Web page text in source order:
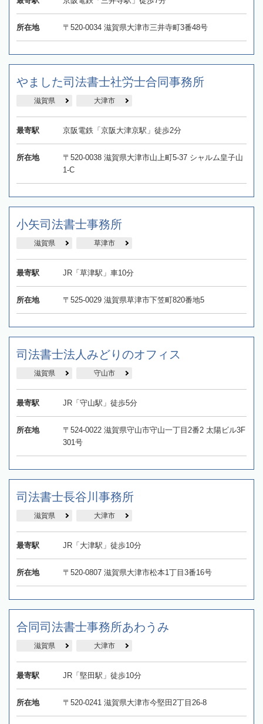
所在地 〒520-0034 滋賀県大津市三井寺町3番48号
やました司法書士社労士合同事務所
滋賀県 大津市
最寄駅 京阪電鉄「京阪大津京駅」徒歩2分
所在地
〒520-0038 滋賀県大津市山上町5-37 シャルム皇子山
1-C
小矢司法書士事務所
滋賀県 草津市
最寄駅 JR「草津駅」車10分
所在地 〒525-0029 滋賀県草津市下笠町820番地5
司法書士法人みどりのオフィス
滋賀県 守山市
最寄駅 JR「守山駅」徒歩5分
所在地
〒524-0022 滋賀県守山市守山一丁目2番2 太陽ビル3F
301号
司法書士長谷川事務所
滋賀県 大津市
最寄駅 JR「大津駅」徒歩10分
所在地 〒520-0807 滋賀県大津市松本1丁目3番16号
合同司法書士事務所あわうみ
滋賀県 大津市
最寄駅 JR「堅田駅」徒歩10分
所在地 〒520-0241 滋賀県大津市今堅田2丁目26-8